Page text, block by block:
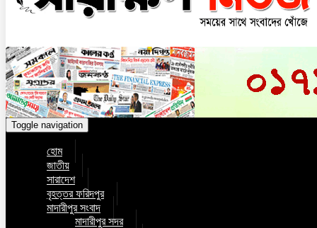
Toggle navigation
হোম
জাতীয়
সারাদেশ
বৃহত্তর ফরিদপুর
মাদারীপুর সংবাদ
মাদারীপুর সদর